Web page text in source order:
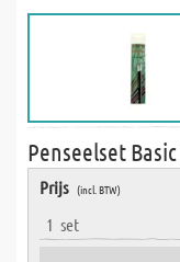
Penseelset
Prijs (incl. BTW)
1 set